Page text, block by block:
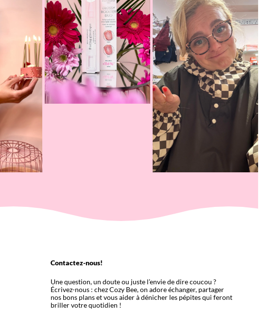
Contactez-nous!
Une question, un doute ou juste l’envie de dire coucou ?
Écrivez-nous : chez Cozy Bee, on adore échanger, partager
nos bons plans et vous aider à dénicher les pépites qui feront
briller votre quotidien !